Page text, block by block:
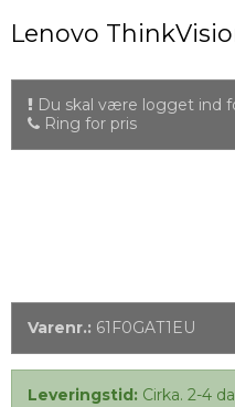
Lenovo
Du skal være logget ind
Ring for pris
Varenr.: 61F0GAT1EU
Leveringstid: Cirka. 2-4